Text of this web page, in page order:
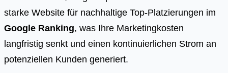
starke Website für nachhaltige Top-Platzierungen im
Google Ranking, was Ihre Marketingkosten
langfristig senkt und einen kontinuierlichen Strom an
potenziellen Kunden generiert.